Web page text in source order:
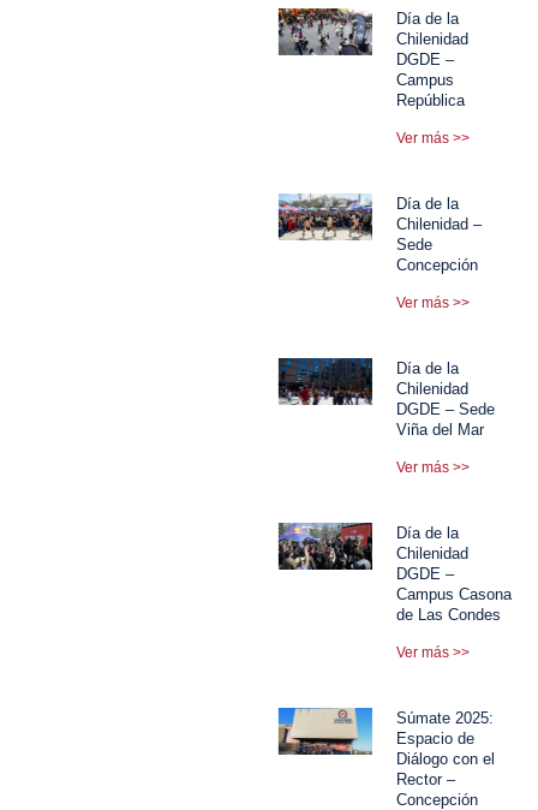
Día de la
Chilenidad
DGDE –
Campus
República
Ver más >>
Día de la
Chilenidad –
Sede
Concepción
Ver más >>
Día de la
Chilenidad
DGDE – Sede
Viña del Mar
Ver más >>
Día de la
Chilenidad
DGDE –
Campus Casona
de Las Condes
Ver más >>
Súmate 2025:
Espacio de
Diálogo con el
Rector –
Concepción